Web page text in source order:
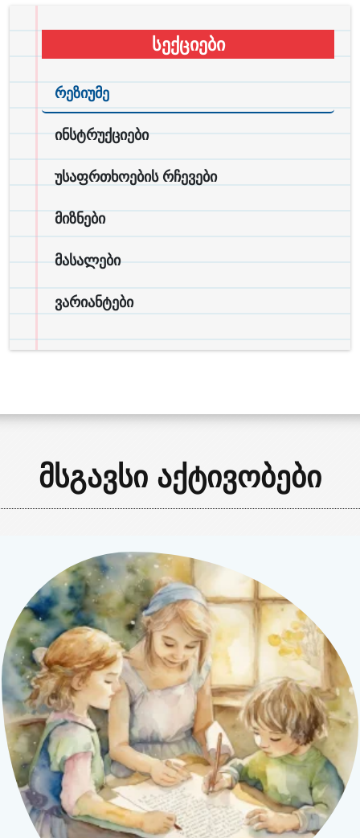
სექციები
რეზიუმე
ინსტრუქციები
უსაფრთხოების რჩევები
მიზნები
მასალები
ვარიანტები
მსგავსი აქტივობები